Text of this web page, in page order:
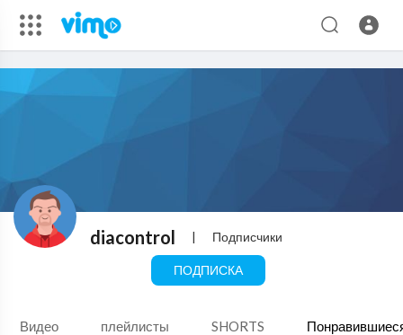
diacontrol | Подписчики
ПОДПИСКА
Видео плейлисты SHORTS